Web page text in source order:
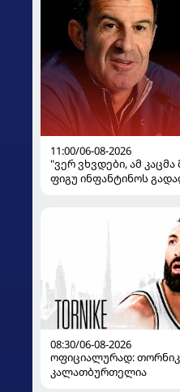
11:00/06-08-2026
"ვერ ვხვდები, ამ
ფიგუ ინფანტინოს
08:30/06-08-2026
ოფიციალურად:
კალათბურთელია